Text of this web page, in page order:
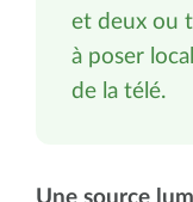
et deux ou
à poser
de la télé.